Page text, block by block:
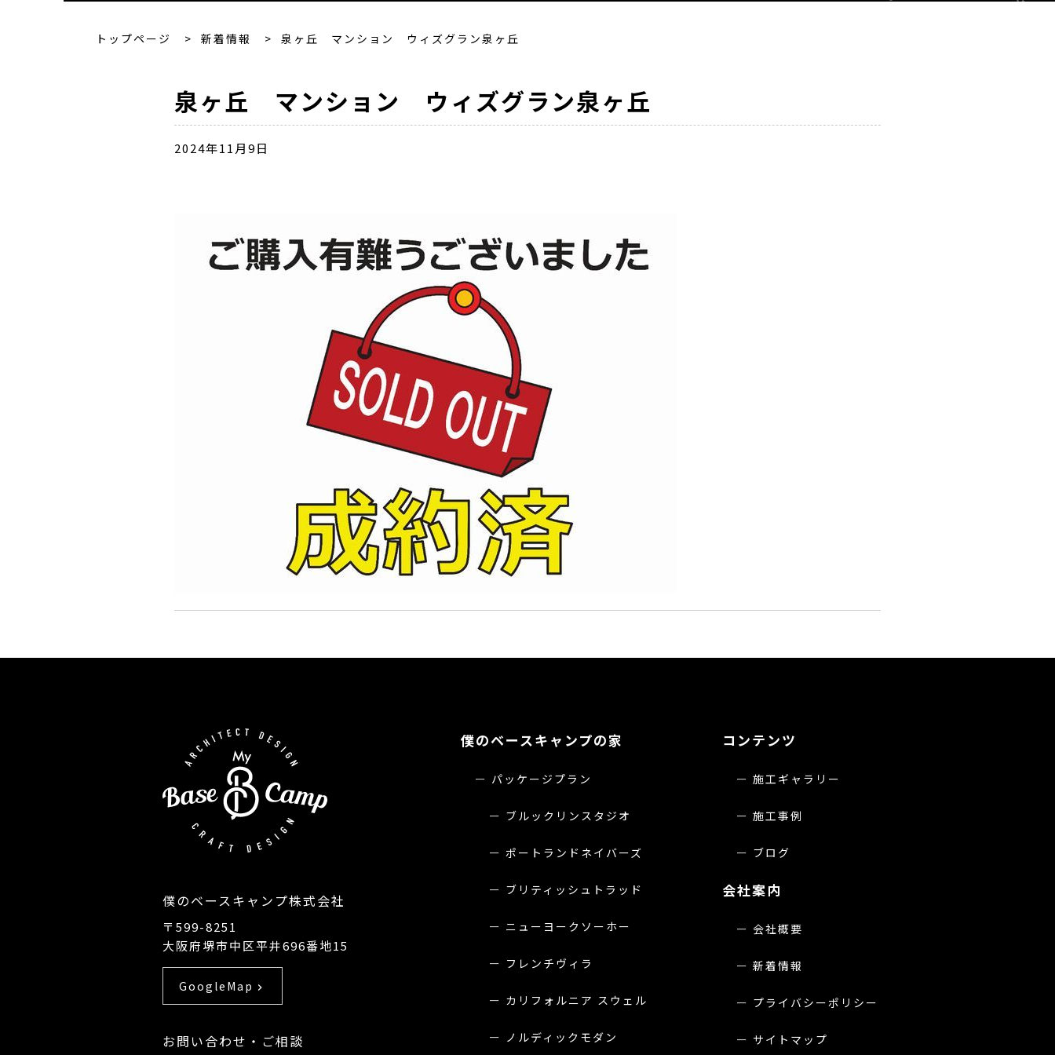
トップページ > 新着情報 > 泉ヶ丘 マンション ウィズグラン泉ヶ丘
泉ヶ丘 マンション ウィズグラン泉ヶ丘
2024年11月9日
僕のベースキャンプ株式会社
〒599-8251
大阪府堺市中区平井696番地15
GoogleMap chevron_right
お問い合わせ・ご相談
僕のベースキャンプの家
パッケージプラン
ブルックリンスタジオ
ポートランドネイバーズ
ブリティッシュトラッド
ニューヨークソーホー
フレンチヴィラ
カリフォルニア スウェル
ノルディックモダン
コンテンツ
施工ギャラリー
施工事例
ブログ
会社案内
会社概要
新着情報
プライバシーポリシー
サイトマップ